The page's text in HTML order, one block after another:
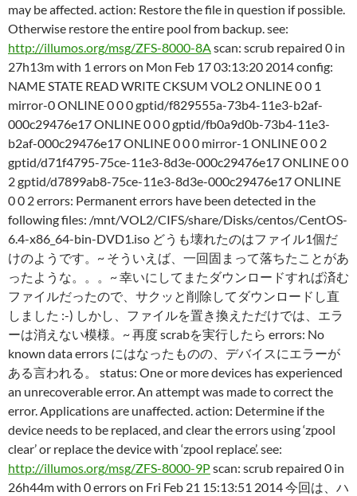
may be affected. action: Restore the file in question if possible.
Otherwise restore the entire pool from backup. see:
http://illumos.org/msg/ZFS-8000-8Ascan: scrub repaired 0 in
27h13m with 1 errors on Mon Feb 17 03:13:20 2014 config:
NAME STATE READ WRITE CKSUM VOL2 ONLINE 0 0 1
mirror-0 ONLINE 0 0 0 gptid/f829555a-73b4-11e3-b2af-
000c29476e17 ONLINE 0 0 0 gptid/fb0a9d0b-73b4-11e3-
b2af-000c29476e17 ONLINE 0 0 0 mirror-1 ONLINE 0 0 2
gptid/d71f4795-75ce-11e3-8d3e-000c29476e17 ONLINE 0 0
2 gptid/d7899ab8-75ce-11e3-8d3e-000c29476e17 ONLINE
0 0 2 errors: Permanent errors have been detected in the
following files: /mnt/VOL2/CIFS/share/Disks/centos/CentOS-
6.4-x86_64-bin-DVD1.iso どうも壊れたのはファイル1個だ
けのようです。~ そういえば、一回固まって落ちたことがあ
ったような。。。~ 幸いにしてまたダウンロードすれば済む
ファイルだったので、サクッと削除してダウンロードし直
しました :-) しかし、ファイルを置き換えただけでは、エラ
ーは消えない模様。~ 再度 scrabを実行したら errors: No
known data errors にはなったものの、デバイスにエラーが
ある言われる。 status: One or more devices has experienced
an unrecoverable error. An attempt was made to correct the
error. Applications are unaffected. action: Determine if the
device needs to be replaced, and clear the errors using ‘zpool
clear’ or replace the device with ‘zpool replace’. see:
http://illumos.org/msg/ZFS-8000-9Pscan: scrub repaired 0 in
26h44m with 0 errors on Fri Feb 21 15:13:51 2014 今回は、ハ